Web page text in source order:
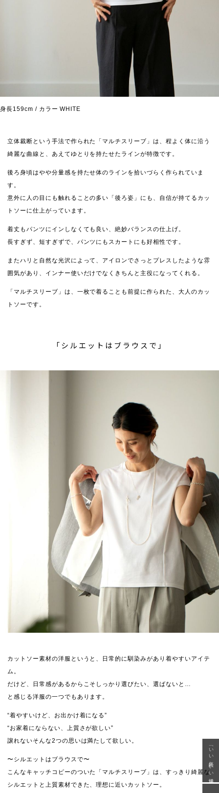
身長159cm / カラー WHITE
立体裁断という手法で作られた「マルチスリーブ」は、程よく体に沿う
綺麗な曲線と、あえてゆとりを持たせたラインが特徴です。
後ろ身頃はやや分量感を持たせ体のラインを拾いづらく作られていま
す。
意外に人の目にも触れることの多い「後ろ姿」にも、自信が持てるカッ
トソーに仕上がっています。
着丈もパンツにインしなくても良い、絶妙バランスの仕上げ。
長すぎず、短すぎずで、パンツにもスカートにも好相性です。
またハリと自然な光沢によって、アイロンでさっとプレスしたような雰
囲気があり、インナー使いだけでなくきちんと主役になってくれる。
「マルチスリーブ」は、一枚で着ることも前提に作られた、大人のカッ
トソーです。
「シルエットはブラウスで」
カットソー素材の洋服というと、日常的に馴染みがあり着やすいアイテ
ム。
だけど、日常感があるからこそしっかり選びたい、選ばないと…
と感じる洋服の一つでもあります。
“着やすいけど、お出かけ着になる”
“お家着にならない、上質さが欲しい”
譲れないそんな2つの思いは満たして欲しい。
〜シルエットはブラウスで〜
こんなキャッチコピーのついた「マルチスリーブ」は、すっきり綺麗な
シルエットと上質素材できた、理想に近いカットソー。
「いい年齢 いい洋服」